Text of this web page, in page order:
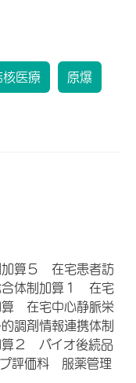
核医療 原爆
加算５ 在宅患者訪
体制加算１ 在宅
算 在宅中心静脈栄
調剤情報連携体制
２ バイオ後続品
評価料 服薬管理